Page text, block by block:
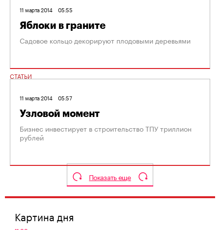
11 марта 2014 05:55
Яблоки в граните
Садовое кольцо декорируют плодовыми деревьями
СТАТЬИ
11 марта 2014 05:57
Узловой момент
Бизнес инвестирует в строительство ТПУ триллион
рублей
Показать еще
Картина дня